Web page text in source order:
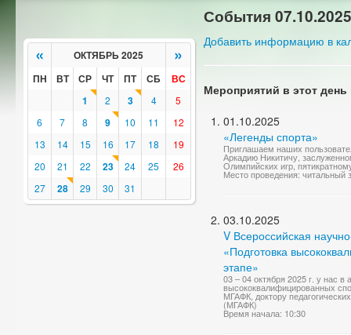
« ОКТЯБРЬ 2025 »
ПН ВТ СР ЧТ ПТ СБ
ВС
1
2 3 4
5
6
7 8 9 10 11
12
13
14 15 16 17 18
19
20
21 22 23 24 25
26
27
28 29 30 31
События 07.10.2025
Добавить информацию в
Мероприятий в этот день
01.10.2025
«Легенды спорта»
Приглашаем наших
Аркадию Никитичу,
Олимпийских игр,
Место проведения: читальный
03.10.2025
V Всероссийская
«Подготовка
этапе»
03 – 04 октября 2025 г. у нас
высококвалифицированных
МГАФК, доктору
(МГАФК)
Время начала: 10:30